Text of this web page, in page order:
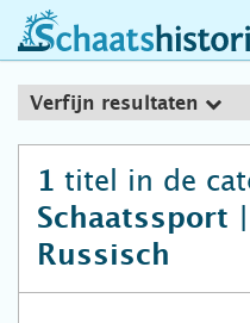
schaatshistorie.nl
Verfijn resultaten
1 titel in de
Schaatssport
Russisch